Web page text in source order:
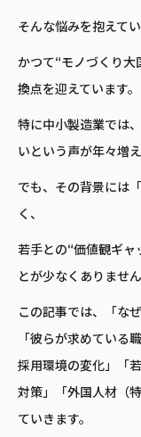
そんな悩みを抱えて
かつて“モノづくり
換点を迎えています。
特に中小製造業では
いという声が年々増え
でも、その背景には
く、
若手との“価値観ギャ
とが少なくありません
この記事では、「な
「彼らが求めている
採用環境の変化」「
対策」「外国人材（
ていきます。